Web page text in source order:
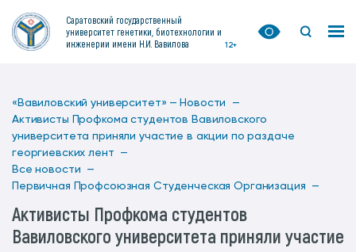
Саратовский государственный
университет генетики, биотехнологии и
инженерии имени Н.И. Вавилова
12+
«Вавиловский университет» — Новости —
Активисты Профкома студентов Вавиловского
университета приняли участие в акции по раздаче
георгиевских лент —
Все новости —
Первичная Профсоюзная Студенческая Организация —
Активисты Профкома студентов
Вавиловского университета приняли участие